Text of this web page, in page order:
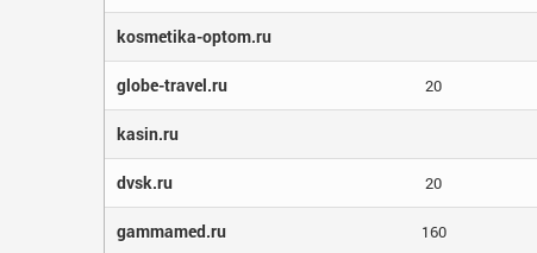
kosmetika-optom.ru
globe-travel.ru 20
kasin.ru
dvsk.ru 20
gammamed.ru 160